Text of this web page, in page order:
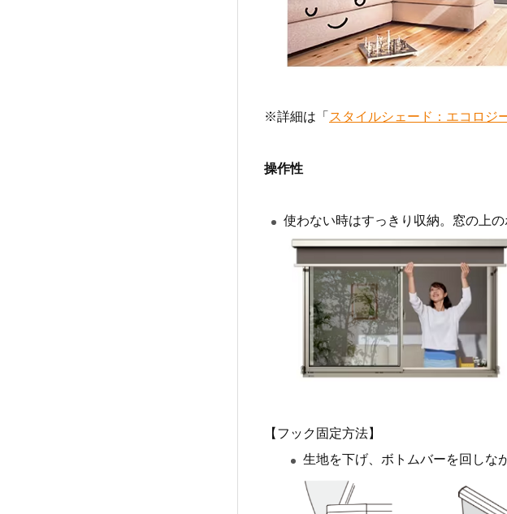
※詳細は「 スタイルシェード：エコロジ
操作性
使わない時はすっきり収納。窓の上
【フック固定方法】
生地を下げ、ボトムバーを回しな